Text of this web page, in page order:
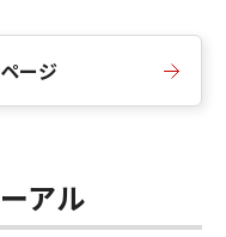
ージ
アル